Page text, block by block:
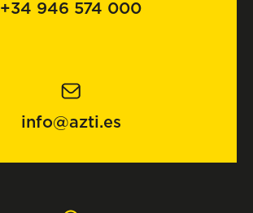
+34 946 574 000
info@azti.es